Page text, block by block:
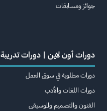
جوائز ومسابقات
دورات أون لاين | دورات تدريبة
دورات مطلوبة في سوق العمل
دورات اللغات والأدب
الفنون والتصميم والموسيقى